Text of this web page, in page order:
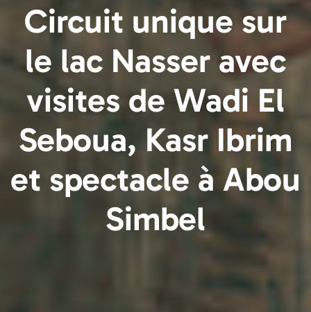
Circuit unique sur
le lac Nasser avec
visites de Wadi El
Seboua, Kasr Ibrim
et spectacle à Abou
Simbel